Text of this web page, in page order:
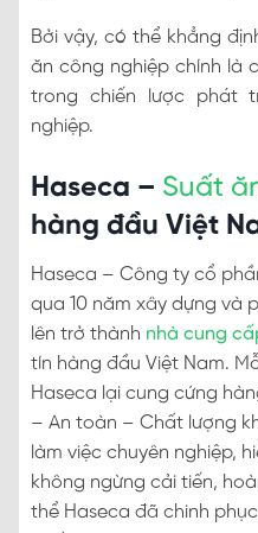
Bởi vậy, có thể khẳng
ăn công nghiệp chính là
trong chiến lược phát
nghiệp.
Haseca – Suất
hàng đầu Việt
Haseca – Công ty cổ
qua 10 năm xây dựng và
lên trở thành nhà cung
tín hàng đầu Việt Nam.
Haseca lại cung cứng
– An toàn – Chất lượng
làm việc chuyên nghiệp,
không ngừng cải tiến,
thể Haseca đã chinh